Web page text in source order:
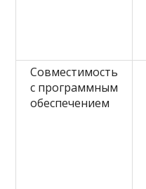
Совместимость
с программным
обеспечением